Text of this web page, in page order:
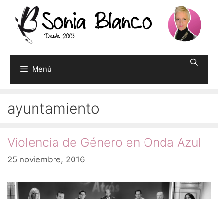
contenido
Menú
ayuntamiento
Violencia de Género en Onda Azul
25 noviembre, 2016